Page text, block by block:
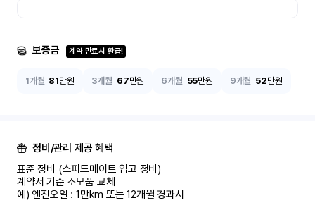
보증금 계약 만료시 환급!
1개월 81만원 3개월 67만원 6개월 55만원 9개월 52만원
정비/관리 제공 혜택
표준 정비 (스피드메이트 입고 정비)
계약서 기준 소모품 교체
예) 엔진오일 : 1만km 또는 12개월 경과시